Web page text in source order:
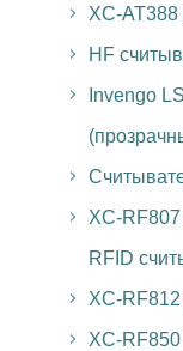
XC-
HF
Invengo
XC-
RFID
XC-
XC-